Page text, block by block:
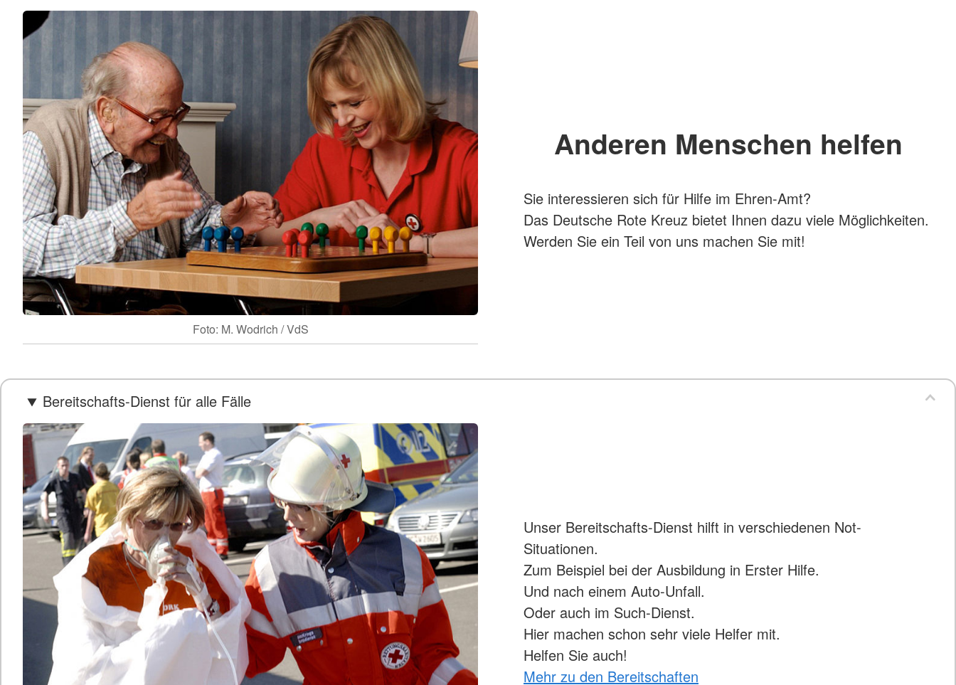
Foto: M. Wodrich / VdS
Anderen Menschen helfen
Sie interessieren sich für Hilfe im Ehren-Amt?
Das Deutsche Rote Kreuz bietet Ihnen dazu viele Möglichkeiten.
Werden Sie ein Teil von uns machen Sie mit!
Bereitschafts-Dienst für alle Fälle
Unser Bereitschafts-Dienst hilft in verschiedenen Not-
Situationen.
Zum Beispiel bei der Ausbildung in Erster Hilfe.
Und nach einem Auto-Unfall.
Oder auch im Such-Dienst.
Hier machen schon sehr viele Helfer mit.
Helfen Sie auch!
Mehr zu den Bereitschaften